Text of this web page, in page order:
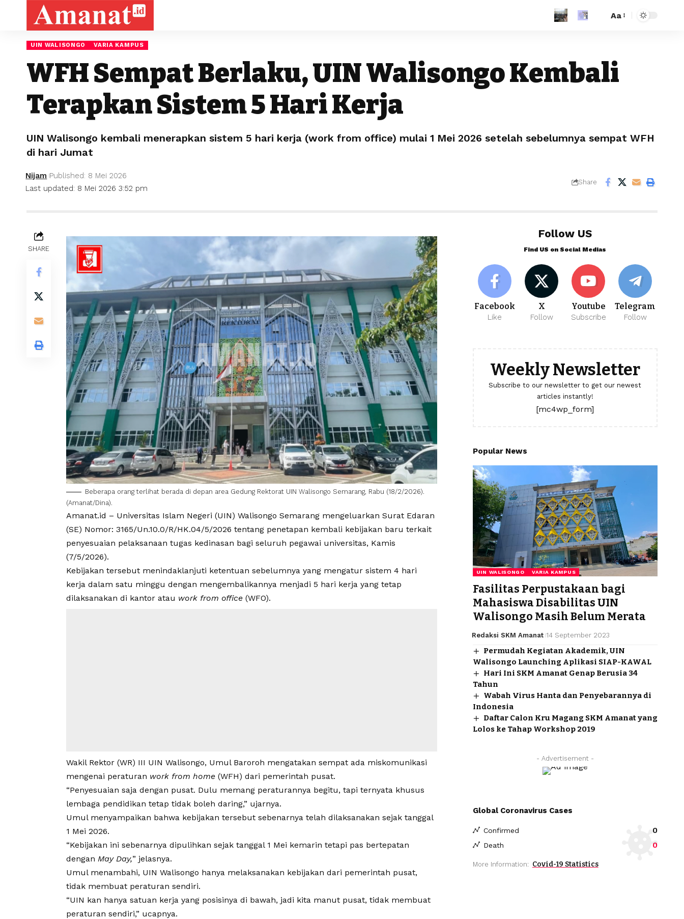
Aa
UIN WALISONGO VARIA KAMPUS
WFH Sempat Berlaku, UIN Walisongo Kembali
Terapkan Sistem 5 Hari Kerja
UIN Walisongo kembali menerapkan sistem 5 hari kerja (work from office) mulai 1 Mei 2026 setelah sebelumnya sempat WFH
di hari Jumat
Last updated: 8 Mei 2026 3:52 pm
Nijam Published: 8 Mei 2026
Share
SHARE
Beberapa orang terlihat berada di depan area Gedung Rektorat UIN Walisongo Semarang, Rabu (18/2/2026).
(Amanat/Dina).
Amanat.id – Universitas Islam Negeri (UIN) Walisongo Semarang mengeluarkan Surat Edaran
(SE) Nomor: 3165/Un.10.0/R/HK.04/5/2026 tentang penetapan kembali kebijakan baru terkait
penyesuaian pelaksanaan tugas kedinasan bagi seluruh pegawai universitas, Kamis
(7/5/2026).
Kebijakan tersebut menindaklanjuti ketentuan sebelumnya yang mengatur sistem 4 hari
kerja dalam satu minggu dengan mengembalikannya menjadi 5 hari kerja yang tetap
dilaksanakan di kantor atau work from office (WFO).
Wakil Rektor (WR) III UIN Walisongo, Umul Baroroh mengatakan sempat ada miskomunikasi
mengenai peraturan work from home (WFH) dari pemerintah pusat.
“Penyesuaian saja dengan pusat. Dulu memang peraturannya begitu, tapi ternyata khusus
lembaga pendidikan tetap tidak boleh daring,” ujarnya.
Umul menyampaikan bahwa kebijakan tersebut sebenarnya telah dilaksanakan sejak tanggal
1 Mei 2026.
“Kebijakan ini sebenarnya dipulihkan sejak tanggal 1 Mei kemarin tetapi pas bertepatan
dengan May Day,” jelasnya.
Umul menambahi, UIN Walisongo hanya melaksanakan kebijakan dari pemerintah pusat,
tidak membuat peraturan sendiri.
“UIN kan hanya satuan kerja yang posisinya di bawah, jadi kita manut pusat, tidak membuat
peraturan sendiri,” ucapnya.
Follow US
Find US on Social Medias
Facebook
Like
X
Follow
Youtube
Subscribe
Telegram
Follow
Weekly Newsletter
Subscribe to our newsletter to get our newest
articles instantly!
[mc4wp_form]
Popular News
UIN WALISONGO VARIA KAMPUS
Fasilitas Perpustakaan bagi
Mahasiswa Disabilitas UIN
Walisongo Masih Belum Merata
Redaksi SKM Amanat 14 September 2023
Permudah Kegiatan Akademik, UIN
Walisongo Launching Aplikasi SIAP-KAWAL
Hari Ini SKM Amanat Genap Berusia 34
Tahun
Wabah Virus Hanta dan Penyebarannya di
Indonesia
Daftar Calon Kru Magang SKM Amanat yang
Lolos ke Tahap Workshop 2019
- Advertisement -
Global Coronavirus Cases
Confirmed 0
Death 0
More Information: Covid-19 Statistics